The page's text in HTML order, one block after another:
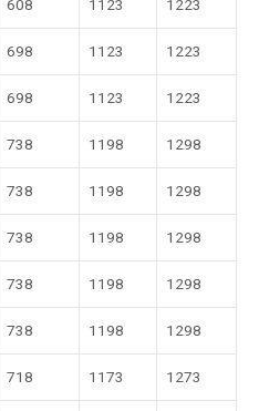
608 1123 1223
698 1123 1223
698 1123 1223
738 1198 1298
738 1198 1298
738 1198 1298
738 1198 1298
738 1198 1298
718 1173 1273